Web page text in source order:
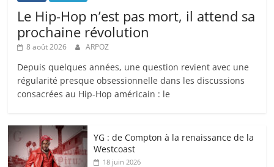
Le Hip-Hop n’est pas mort, il attend sa
prochaine révolution
8 août 2026 ARPOZ
Depuis quelques années, une question revient avec une
régularité presque obsessionnelle dans les discussions
consacrées au Hip-Hop américain : le
YG : de Compton à la renaissance de la
Westcoast
18 juin 2026